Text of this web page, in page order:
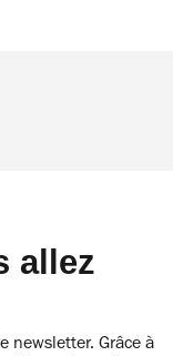
allez
newsletter. Grâce à